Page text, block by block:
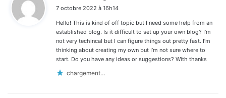
:
7 octobre 2022 à 16h14
Hello! This is kind of off topic but I need some help from an
established blog. Is it difficult to set up your own blog? I’m
not very techincal but I can figure things out pretty fast. I’m
thinking about creating my own but I’m not sure where to
start. Do you have any ideas or suggestions? With thanks
chargement…